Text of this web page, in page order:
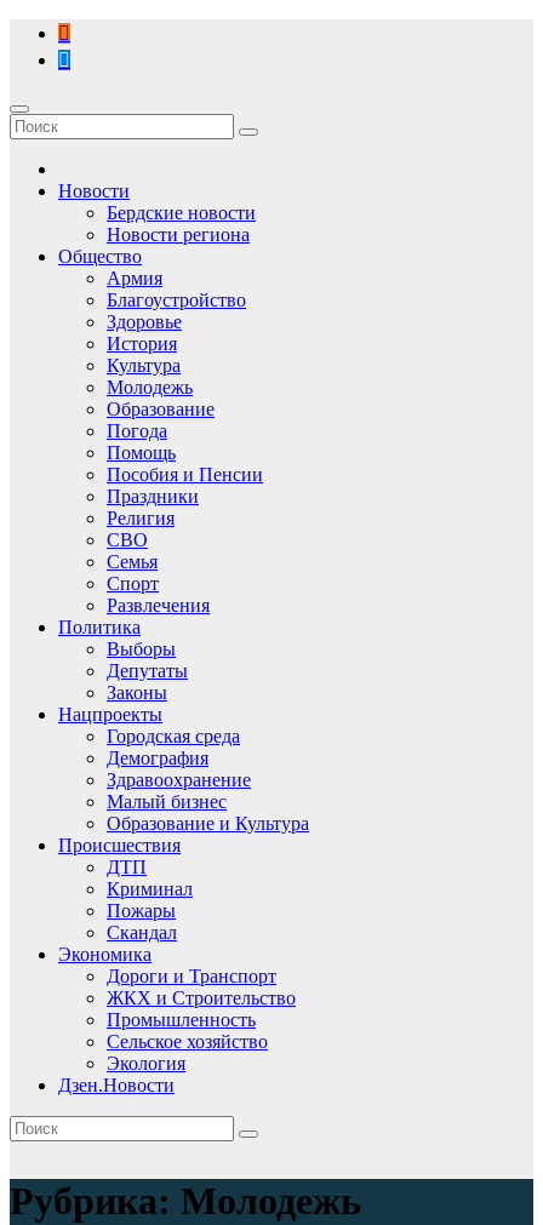
Перейти
содержимому
Новости
Бердские новости
Новости региона
Общество
Армия
Благоустройство
Здоровье
История
Культура
Молодежь
Образование
Погода
Помощь
Пособия и Пенсии
Праздники
Религия
СВО
Семья
Спорт
Развлечения
Политика
Выборы
Депутаты
Законы
Нацпроекты
Городская среда
Демография
Здравоохранение
Малый бизнес
Образование и Культура
Происшествия
ДТП
Криминал
Пожары
Скандал
Экономика
Дороги и Транспорт
ЖКХ и Строительство
Промышленность
Сельское хозяйство
Экология
Дзен.Новости
Рубрика: Молодежь